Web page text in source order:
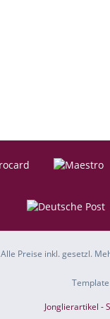
Alle Preise inkl. gesetzl.
Jonglierartikel -